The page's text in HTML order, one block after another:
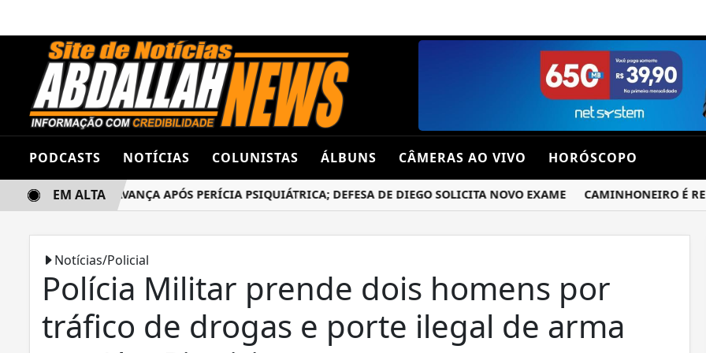
PODCASTS NOTÍCIAS COLUNISTAS ÁLBUNS CÂMERAS AO VIVO HORÓSCOPO
DANILO ROGER AVANÇA APÓS PERÍCIA PSIQUIÁTRICA; DEFESA DE DIEGO SOLICITA NOVO EXAME CAMINHONEIRO É
EM ALTA
Notícias/Policial
Polícia Militar prende dois homens por
tráfico de drogas e porte ilegal de arma